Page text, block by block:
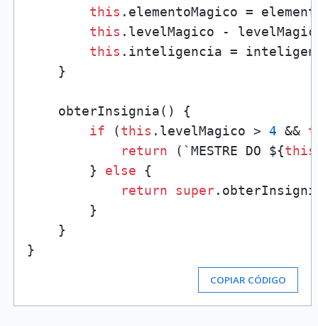
this .elementoMagico =
this .levelMagico -
this .inteligencia =
    }
    obterInsignia() {
if (this .levelMagico > 4 &&
return (`MESTRE DO ${this
        }
else {
return
super
        }
    }
COPIAR CÓDIGO